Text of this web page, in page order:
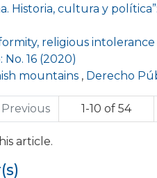
Historia, cultura y
religious
16 (2020)
mountains , Derecho
Previous 1-10 of 54
article.